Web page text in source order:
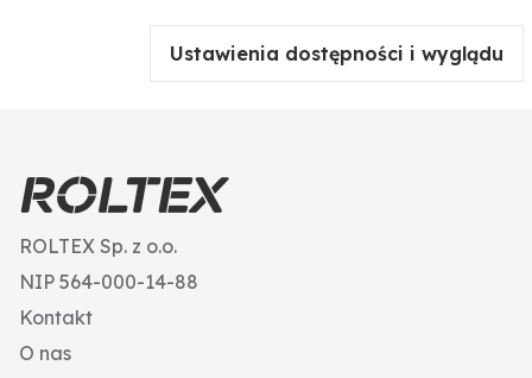
Ustawienia dostępności i wyglądu
ROLTEX Sp. z o.o.
NIP 564-000-14-88
Kontakt
O nas